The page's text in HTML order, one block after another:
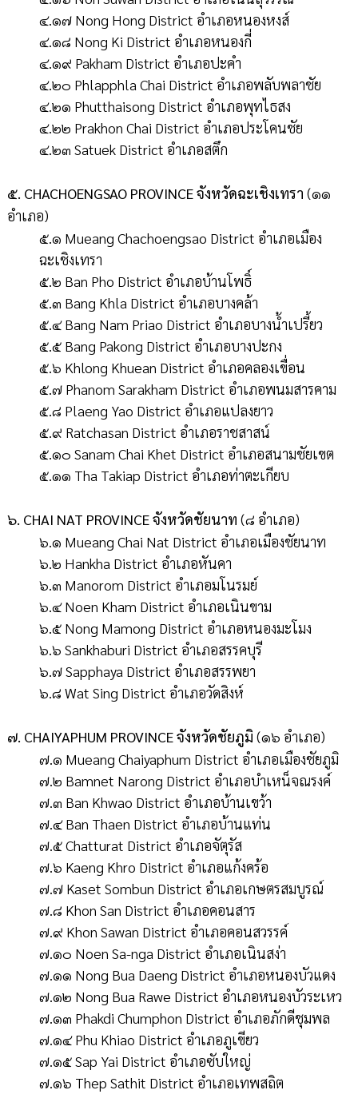
๔.๑๗ Nong Hong District อำเภอหนองหงส์
๔.๑๘ Nong Ki District อำเภอหนองกี่
๔.๑๙ Pakham District อำเภอปะคำ
๔.๒๐ Phlapphla Chai District อำเภอพลับพลาชัย
๔.๒๑ Phutthaisong District อำเภอพุทไธสง
๔.๒๒ Prakhon Chai District อำเภอประโคนชัย
๔.๒๓ Satuek District อำเภอสตึก
๕. CHACHOENGSAO PROVINCE จังหวัดฉะเชิงเทรา (๑๑
อำเภอ)
๕.๑ Mueang Chachoengsao District อำเภอเมือง
ฉะเชิงเทรา
๕.๒ Ban Pho District อำเภอบ้านโพธิ์
๕.๓ Bang Khla District อำเภอบางคล้า
๕.๔ Bang Nam Priao District อำเภอบางน้ำเปรี้ยว
๕.๕ Bang Pakong District อำเภอบางปะกง
๕.๖ Khlong Khuean District อำเภอคลองเขื่อน
๕.๗ Phanom Sarakham District อำเภอพนมสารคาม
๕.๘ Plaeng Yao District อำเภอแปลงยาว
๕.๙ Ratchasan District อำเภอราชสาสน์
๕.๑๐ Sanam Chai Khet District อำเภอสนามชัยเขต
๕.๑๑ Tha Takiap District อำเภอท่าตะเกียบ
๖. CHAI NAT PROVINCE จังหวัดชัยนาท (๘ อำเภอ)
๖.๑ Mueang Chai Nat District อำเภอเมืองชัยนาท
๖.๒ Hankha District อำเภอหันคา
๖.๓ Manorom District อำเภอมโนรมย์
๖.๔ Noen Kham District อำเภอเนินขาม
๖.๕ Nong Mamong District อำเภอหนองมะโมง
๖.๖ Sankhaburi District อำเภอสรรคบุรี
๖.๗ Sapphaya District อำเภอสรรพยา
๖.๘ Wat Sing District อำเภอวัดสิงห์
๗. CHAIYAPHUM PROVINCE จังหวัดชัยภูมิ (๑๖ อำเภอ)
๗.๑ Mueang Chaiyaphum District อำเภอเมืองชัยภูมิ
๗.๒ Bamnet Narong District อำเภอบำเหน็จณรงค์
๗.๓ Ban Khwao District อำเภอบ้านเขว้า
๗.๔ Ban Thaen District อำเภอบ้านแท่น
๗.๕ Chatturat District อำเภอจัตุรัส
๗.๖ Kaeng Khro District อำเภอแก้งคร้อ
๗.๗ Kaset Sombun District อำเภอเกษตรสมบูรณ์
๗.๘ Khon San District อำเภอคอนสาร
๗.๙ Khon Sawan District อำเภอคอนสวรรค์
๗.๑๐ Noen Sa-nga District อำเภอเนินสง่า
๗.๑๑ Nong Bua Daeng District อำเภอหนองบัวแดง
๗.๑๒ Nong Bua Rawe District อำเภอหนองบัวระเหว
๗.๑๓ Phakdi Chumphon District อำเภอภักดีชุมพล
๗.๑๔ Phu Khiao District อำเภอภูเขียว
๗.๑๕ Sap Yai District อำเภอซับใหญ่
๗.๑๖ Thep Sathit District อำเภอเทพสถิต